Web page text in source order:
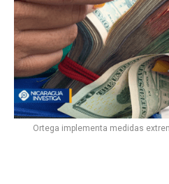
Ortega implementa medidas